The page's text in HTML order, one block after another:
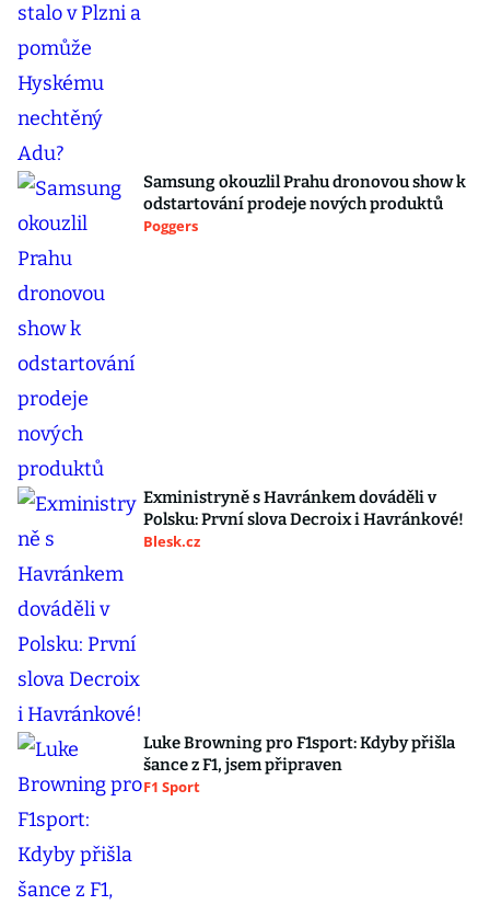
Samsung okouzlil Prahu dronovou show k
odstartování prodeje nových produktů
Poggers
Exministryně s Havránkem dováděli v
Polsku: První slova Decroix i Havránkové!
Blesk.cz
Luke Browning pro F1sport: Kdyby přišla
šance z F1, jsem připraven
F1 Sport